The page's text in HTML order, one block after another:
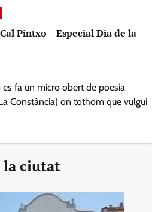
Pintxo – Especial Dia de la
fa un micro obert de poesia
Constància) on tothom que vulgui
la ciutat